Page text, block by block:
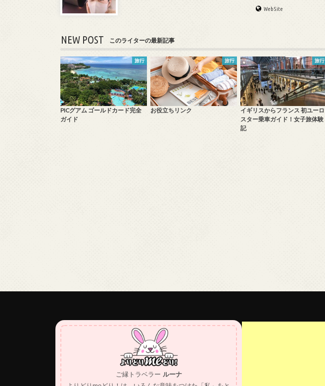
WebSite
NEW POST このライターの最新記事
旅行
PICグアム ゴールドカード完全
ガイド
旅行
お役立ちリンク
旅行
イギリスからフランス 初ユーロ
スター乗車ガイド！女子旅体験
記
ご縁トラベラー ルーナ